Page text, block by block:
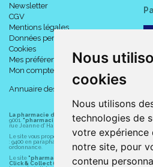
Nous
cookies
Nous utilisons
technologies de
votre expérience
notre site, pour
contenu
Le saviez-vous ?
Les bottes d’ immobilisation
ce dernier est autorisé, ce qui
connues pour favoriser la
osseuses.
Pionnier dans le domaine de l’
y a plus de 30 ans la première
permettant de remplacer un
Les bottes d’ immobilisation sont
Newsletter
CGV
Mentions légales
Données personnelles
Cookies
Mes préférences Cookies
Mon compte
Annuaire des pharmacies
La pharmacie du centre à Albert
(80300) est une
9001. "pharmacie-du-centre-albert.fr " est le site
rue Jeanne d' Harcourt, 80300 Albert.
Le site vous propose un large choix de plus de 11000
: 9400 en parapharmacie, animaux, orthopédie,
ordonnance.
Le site "pharmacie-du-centre-albert.fr"
vous
Click & Collect (retrait gratuit dans la pharmacie).